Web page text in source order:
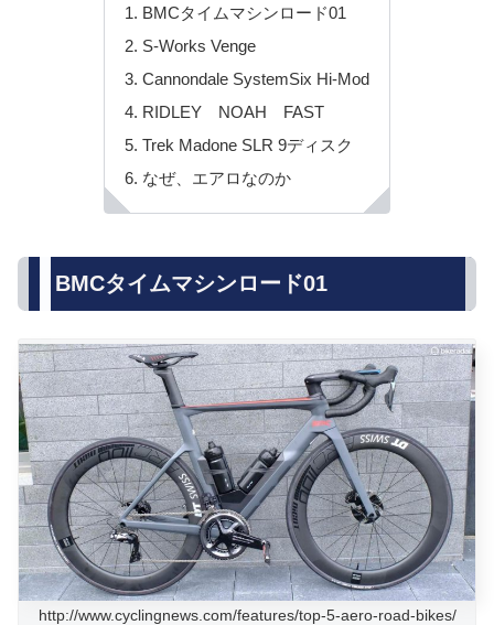
BMCタイムマシンロード01
S-Works Venge
Cannondale SystemSix Hi-Mod
RIDLEY NOAH FAST
Trek Madone SLR 9ディスク
なぜ、エアロなのか
BMCタイムマシンロード01
http://www.cyclingnews.com/features/top-5-aero-road-bikes/